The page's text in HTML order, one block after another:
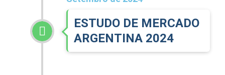
ESTUDO DE MERCADO
ARGENTINA 2024